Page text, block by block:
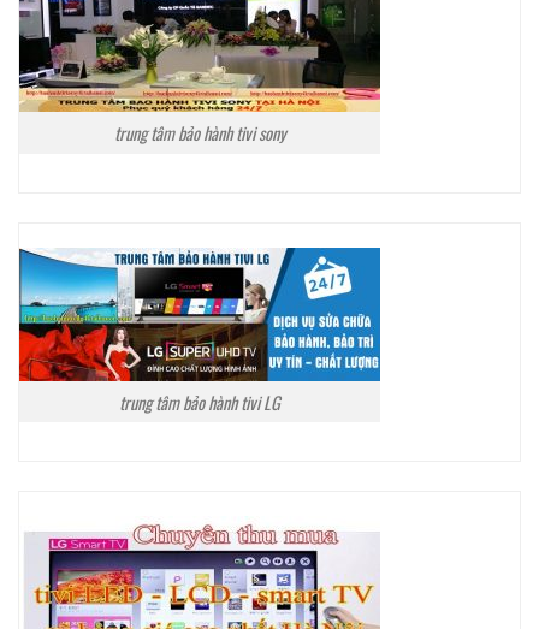
trung tâm bảo hành tivi sony
trung tâm bảo hành tivi LG